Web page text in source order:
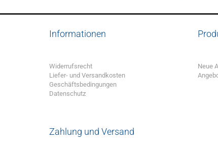
Informationen
Widerrufsrecht
Liefer- und Versandkosten
Geschäftsbedingungen
Datenschutz
Neue
Zahlung und Versand